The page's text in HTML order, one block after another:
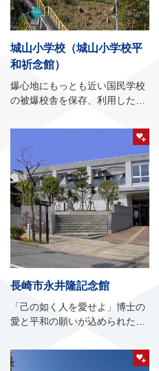
城山小学校（城山小学校平
和祈念館）
爆心地にもっとも近い国民学校
の被爆校舎を保存、利用した平
長崎市永井隆記念館
「己の如く人を愛せよ」博士の
愛と平和の願いが込められた記